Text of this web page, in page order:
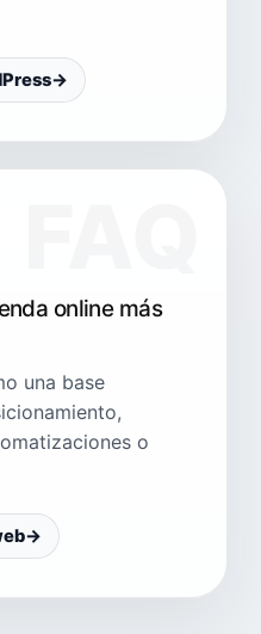
→
online más
una base
o
→